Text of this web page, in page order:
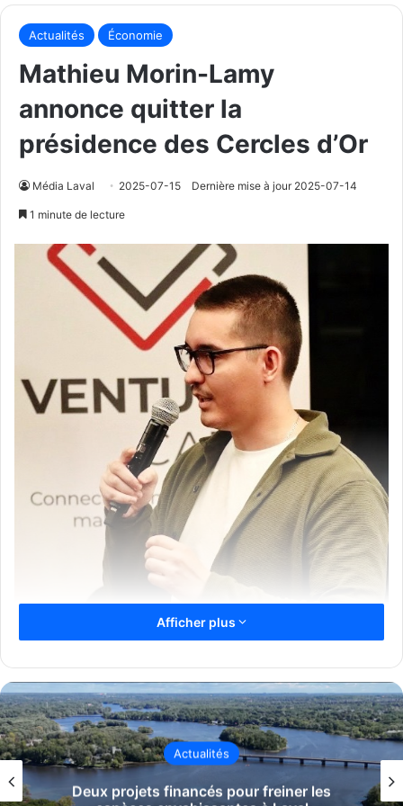
Actualités Économie
Mathieu Morin-Lamy
annonce quitter la
présidence des Cercles d’Or
Média Laval 2025-07-15 Dernière mise à jour 2025-07-14
1 minute de lecture
Mathieu Morin Lamy Source Linkedin
Le lavallois Mathieu Morin-Lamy, cofondateur et président
de l’organisme à but non lucratif lavallois,Les Cercles
d’Or–Communauté de jeunes entrepreneur.e.s, a annoncé
le 14 juillet sa démission via une publication sur LinkedIn.
L’annonce met fin à plus de trois années d’implication au
sein de cette communauté dédiée aux jeunes
entrepreneur·e·s de 18 à 35 ans à travers le Québec.
Afficher plus
Actualités
Deux projets financés pour freiner les